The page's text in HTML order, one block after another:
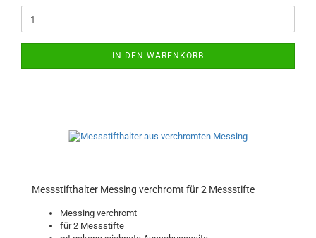
IN DEN WARENKORB
Messstifthalter Messing verchromt für 2 Messstifte
Messing verchromt
für 2 Messstifte